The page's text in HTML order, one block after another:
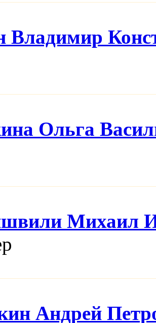
Ольга
Михаил
Андрей